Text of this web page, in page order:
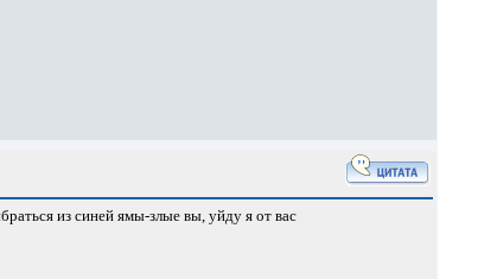
из синей ямы-злые вы, уйду я от вас